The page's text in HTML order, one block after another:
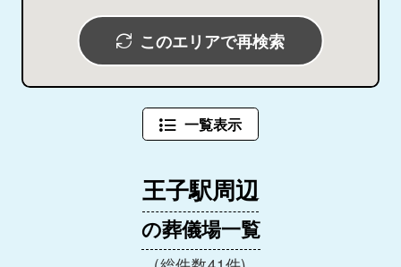
このエリアで再検索
一覧表示
王子駅周辺
の葬儀場一覧